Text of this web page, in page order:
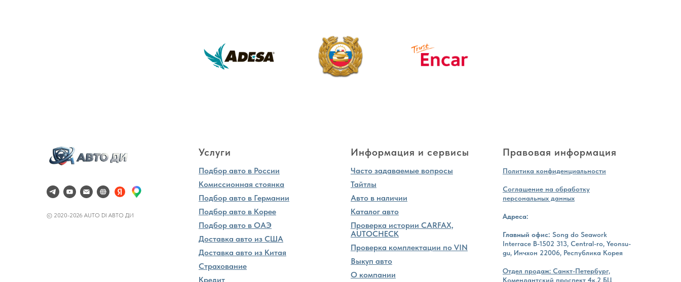
© 2020-2026 AUTO DI АВТО ДИ
Услуги
Подбор авто в России
Комиссионная стоянка
Подбор авто в Германии
Подбор авто в Корее
Подбор авто в ОАЭ
Доставка авто из США
Доставка авто из Китая
Страхование
Кредит
Информация и сервисы
Часто задаваемые вопросы
Тайтлы
Авто в наличии
Каталог авто
Проверка истории CARFAX,
AUTOCHECK
Проверка комплектации по VIN
Выкуп авто
О компании
Правовая информация
Политика конфиденциальности
Соглашение на обработку
персональных данных
Адреса:
Главный офис: Song do Seawork
Interrace B-1502 313, Central-ro, Yeonsu-
gu, Инчхон 22006, Республика Корея
Отдел продаж: Санкт-Петербург,
Комендантский проспект 4к.2 БЦ